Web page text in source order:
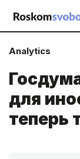
Analytics
для
теперь